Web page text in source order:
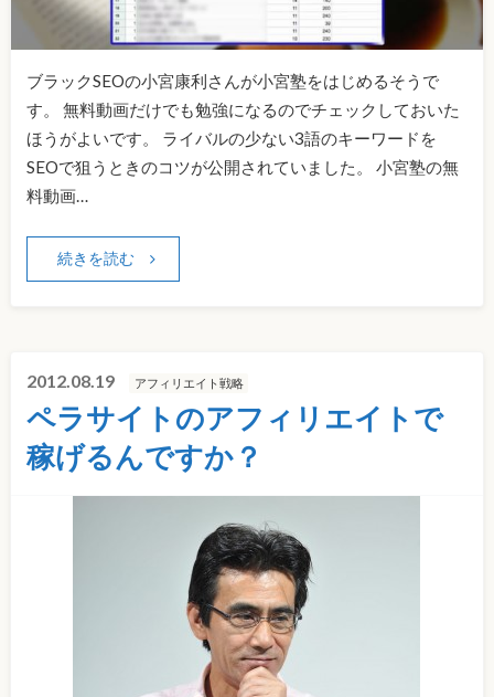
ブラックSEOの小宮康利さんが小宮塾をはじめるそうで
す。 無料動画だけでも勉強になるのでチェックしておいた
ほうがよいです。 ライバルの少ない3語のキーワードを
SEOで狙うときのコツが公開されていました。 小宮塾の無
料動画…
続きを読む
2012.08.19 アフィリエイト戦略
ペラサイトのアフィリエイトで
稼げるんですか？